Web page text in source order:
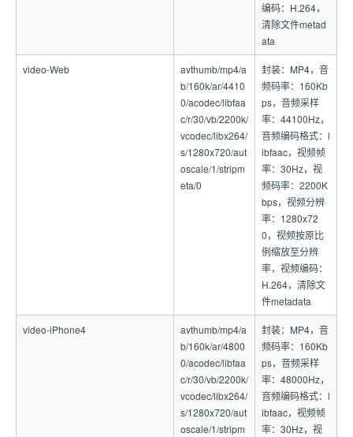
编码：H.264，
清除文件metad
ata
video-Web
avthumb/mp4/a
b/160k/ar/4410
0/acodec/libfaa
c/r/30/vb/2200k/
vcodec/libx264/
s/1280x720/aut
oscale/1/stripm
eta/0
封装：MP4，音
频码率：160Kb
ps，音频采样
率：44100Hz，
音频编码格式：l
ibfaac，视频帧
率：30Hz，视
频码率：2200K
bps，视频分辨
率：1280x72
0，视频按原比
例缩放至分辨
率，视频编码：
H.264，清除文
件metadata
video-iPhone4
avthumb/mp4/a
b/160k/ar/4800
0/acodec/libfaa
c/r/30/vb/2200k/
vcodec/libx264/
s/1280x720/aut
oscale/1/stripm
封装：MP4，音
频码率：160Kb
ps，音频采样
率：48000Hz，
音频编码格式：l
ibfaac，视频帧
率：30Hz，视